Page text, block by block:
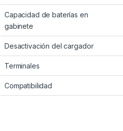
Capacidad de baterías en
gabinete
Desactivación del cargador
Terminales
Compatibilidad